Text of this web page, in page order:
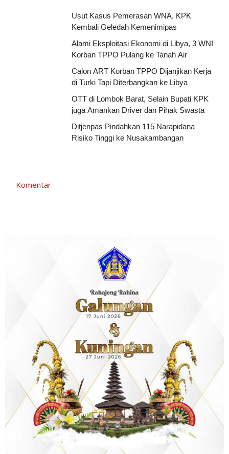
Usut Kasus Pemerasan WNA, KPK
Kembali Geledah Kemenimipas
Alami Eksploitasi Ekonomi di Libya, 3 WNI
Korban TPPO Pulang ke Tanah Air
Calon ART Korban TPPO Dijanjikan Kerja
di Turki Tapi Diterbangkan ke Libya
OTT di Lombok Barat, Selain Bupati KPK
juga Amankan Driver dan Pihak Swasta
Ditjenpas Pindahkan 115 Narapidana
Risiko Tinggi ke Nusakambangan
Komentar